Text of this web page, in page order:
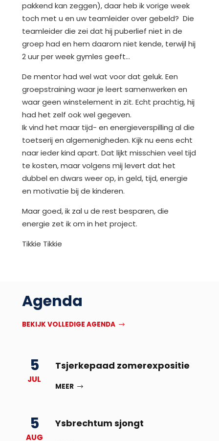
pakkend kan zeggen), daar heb ik vorige week
toch met u en uw teamleider over gebeld? Die
teamleider die zei dat hij puberlief niet in de
groep had en hem daarom niet kende, terwijl hij
2 uur per week gymles geeft…
De mentor had wel wat voor dat geluk. Een
groepstraining waar je leert samenwerken en
waar geen winstelement in zit. Echt prachtig, hij
had het zelf ook wel gegeven.
Ik vind het maar tijd- en energieverspilling al die
toetserij en algemenigheden. Kijk nu eens echt
naar ieder kind apart. Dat lijkt misschien veel tijd
te kosten, maar volgens mij levert dat het
dubbel en dwars weer op, in geld, tijd, energie
en motivatie bij de kinderen.
Maar goed, ik zal u de rest besparen, die
energie zet ik om in het project.
Tikkie Tikkie
Agenda
BEKIJK VOLLEDIGE AGENDA
5
JUL
Tsjerkepaad zomerexpositie
MEER
5
AUG
Ysbrechtum sjongt